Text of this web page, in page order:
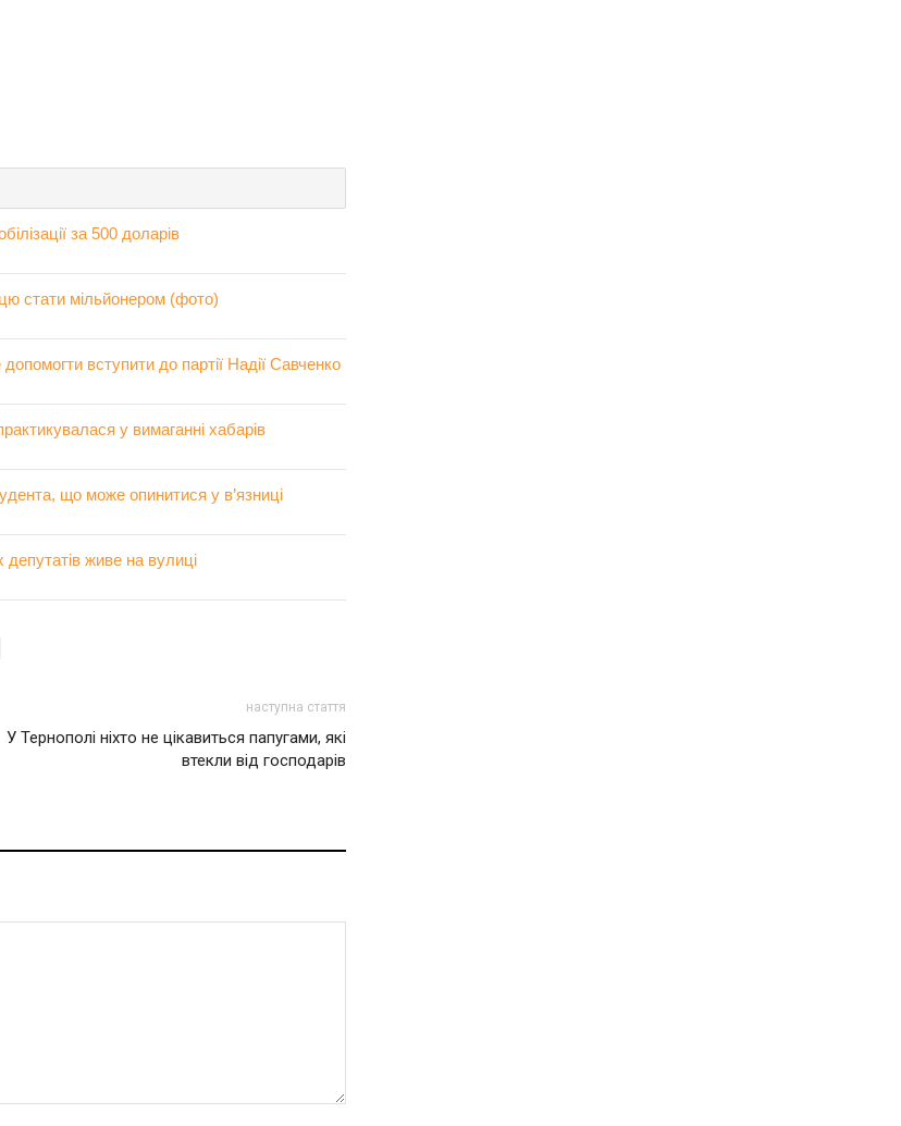
за 500 доларів
стати мільйонером (фото)
вступити до партії Надії Савченко
у вимаганні хабарів
що може опинитися у в’язниці
живе на вулиці
наступна стаття
У Тернополі ніхто не цікавиться папугами, які
втекли від господарів